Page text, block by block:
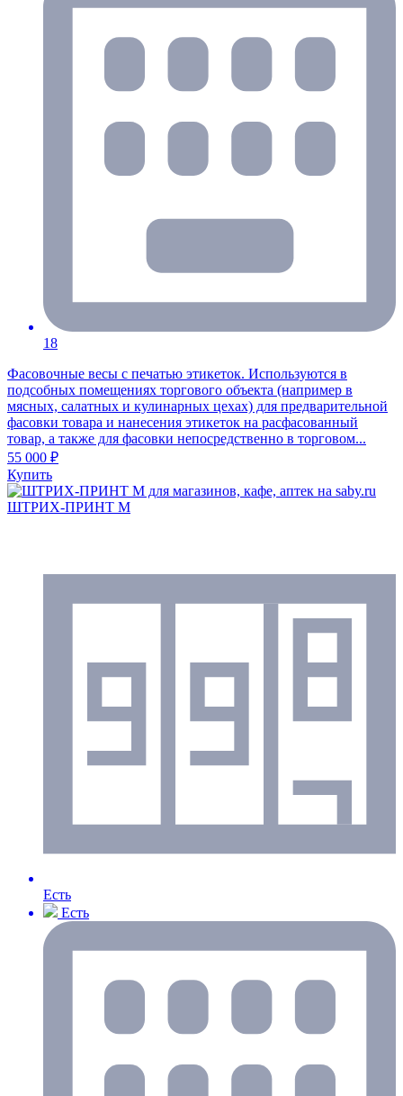
18
Фасовочные весы с печатью этикеток. Используются в
подсобных помещениях торгового объекта (например в
мясных, салатных и кулинарных цехах) для предварительной
фасовки товара и нанесения этикеток на расфасованный
товар, а также для фасовки непосредственно в торговом...
55 000 ₽
Купить
ШТРИХ-ПРИНТ M
Есть
Есть